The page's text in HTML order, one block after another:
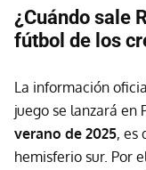
¿Cuándo sale
fútbol de los
La información
juego se lanzará en
verano de 2025, es
hemisferio sur. Por